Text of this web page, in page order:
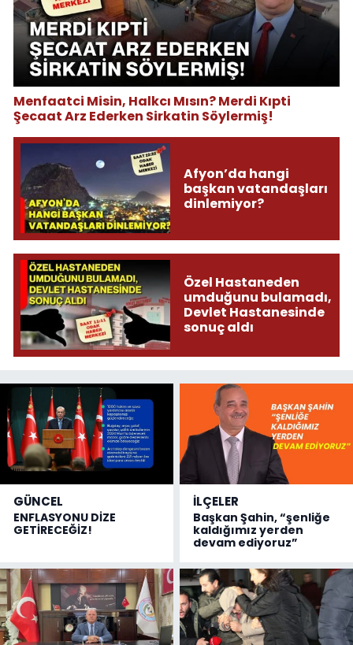
Menfaatci Misin, Halkcı Mısın? Merdi Kıpti
Şecaat Arz Ederken Sirkatin Söylermiş!
Afyon’da hangi
başkan vatandaşları
dinlemiyor?
Özel Hastaneden
umduğunu bulamadı,
Devlet Hastanesinde
sonuç aldı
GÜNCEL
ENFLASYONU DİZE
GETİRECEĞİZ!
İLÇELER
Başkan Şahin, “şenliğe
kaldığımız yerden
devam ediyoruz”